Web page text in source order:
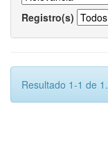
Registro(s)
Resultado 1-1 de 1.